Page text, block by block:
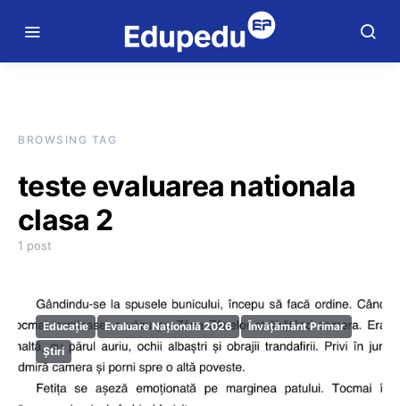
BROWSING TAG
teste evaluarea nationala
clasa 2
1 post
Educație Evaluare Națională 2026
Învățământ Primar
Știri